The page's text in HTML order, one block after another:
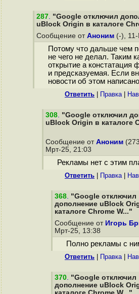
287. "Google отключил
uBlock Origin в каталоге
Сообщение от Аноним (-),
Потому что дальше чем
не чего не делал. Таким
открытие а констатация
и предсказуемая. Если
новости об этом
Ответить Правка|
308. "Google отключил
uBlock Origin в каталоге
Сообщение от Аноним
Мрт-25, 21:03
Рекламы нет с этим
Ответить Правка|
368. "Google отключил
дополнение uBlock
каталоге Chrome W..."
Сообщение от Игорь
Мрт-25, 13:38
Полно рекламы с
Ответить Правка|
370. "Google отключил
дополнение uBlock